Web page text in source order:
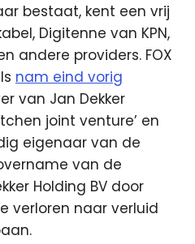
bestaat, kent een vrij
Digitenne van KPN,
andere providers. FOX
nam eind vorig
van Jan Dekker
joint venture’ en
eigenaar van de
van de
Holding BV door
verloren naar verluid